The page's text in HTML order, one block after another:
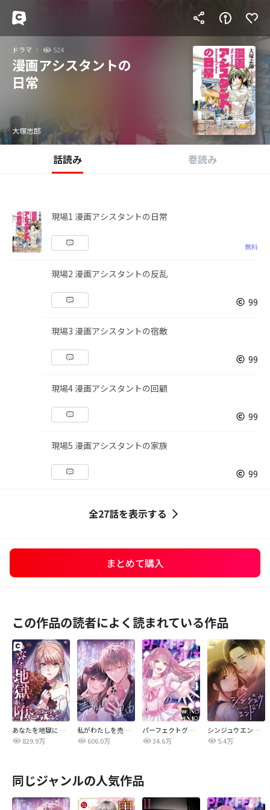
ドラマ 524
漫画アシスタントの
日常
大塚志郎
話読み 巻読み
現場1 漫画アシスタントの日常
無料
現場2 漫画アシスタントの反乱
99
現場3 漫画アシスタントの宿敵
99
現場4 漫画アシスタントの回顧
99
現場5 漫画アシスタントの家族
99
全27話を表示する
まとめて購入
この作品の読者によく読まれている作品
あなたを地獄に堕とすまで
829.9万
私がわたしを売る理由
606.0万
パーフェクトグリッター
34.6万
シンジュウエンド【タテヨミ】
5.4万
同じジャンルの人気作品